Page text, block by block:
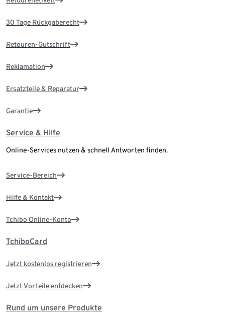
30 Tage Rückgaberecht
Retouren-Gutschrift
Reklamation
Ersatzteile & Reparatur
Garantie
Service & Hilfe
Online-Services nutzen & schnell Antworten finden.
Service-Bereich
Hilfe & Kontakt
Tchibo Online-Konto
TchiboCard
Jetzt kostenlos registrieren
Jetzt Vorteile entdecken
Rund um unsere Produkte